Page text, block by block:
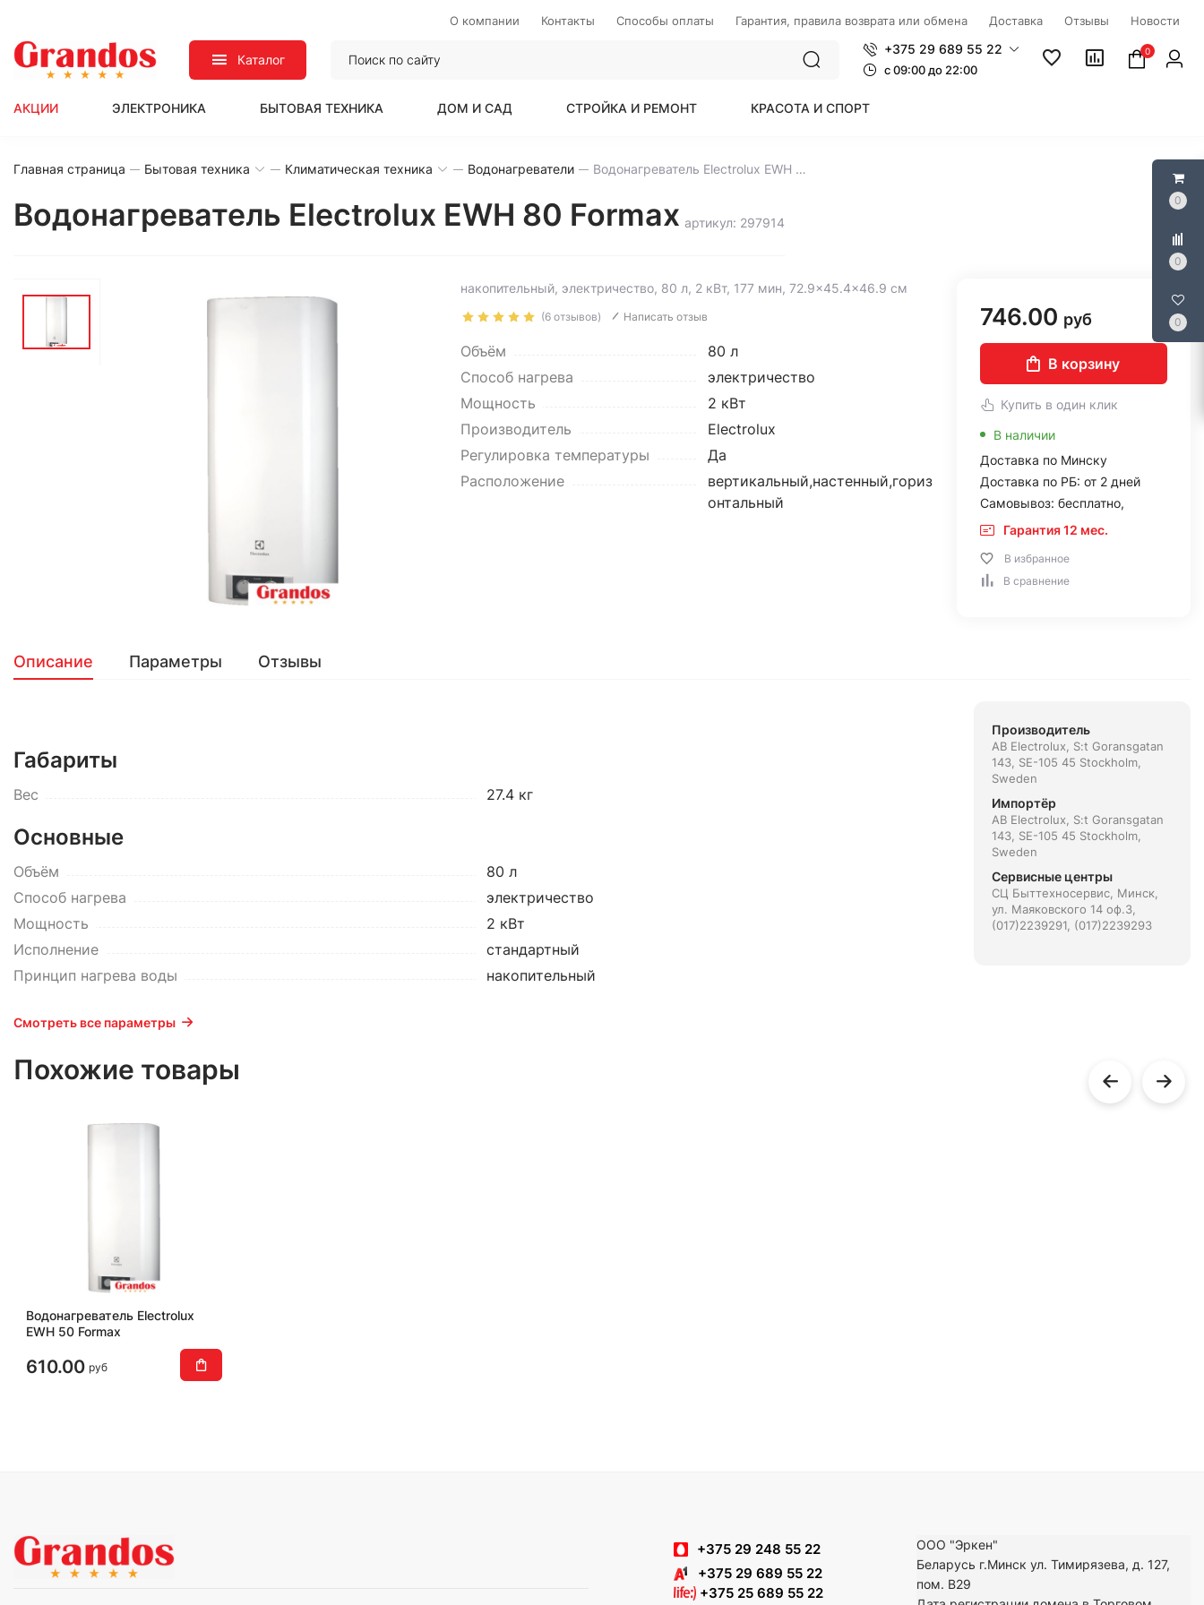
0
0
0
О компании Контакты Способы оплаты Гарантия, правила возврата или обмена Доставка Отзывы Новости
Каталог
+375 29 689 55 22
c 09:00 до 22:00
0
АКЦИИ ЭЛЕКТРОНИКА БЫТОВАЯ ТЕХНИКА ДОМ И САД СТРОЙКА И РЕМОНТ КРАСОТА И СПОРТ
Главная страница Бытовая техника Климатическая техника Водонагреватели Водонагреватель Electrolux EWH 80 Formax
Водонагреватель Electrolux EWH 80 Formax артикул: 297914
накопительный, электричество, 80 л, 2 кВт, 177 мин, 72.9×45.4×46.9 см
(6 отзывов) Написать отзыв
Объём
80 л
Способ нагрева
электричество
Мощность
2 кВт
Производитель
Electrolux
Регулировка температуры
Да
Расположение
вертикальный,настенный,гориз
онтальный
746.00 руб
В корзину
Купить в один клик
В наличии
Доставка по Минску
Доставка по РБ: от 2 дней
Самовывоз: бесплатно,
Гарантия 12 мес.
В избранное
В сравнение
Описание Параметры Отзывы
Габариты
Вес 27.4 кг
Основные
Объём
80 л
Способ нагрева
электричество
Мощность
2 кВт
Исполнение
стандартный
Принцип нагрева воды
накопительный
Смотреть все параметры
Производитель
AB Electrolux, S:t Goransgatan
143, SE-105 45 Stockholm,
Sweden
Импортёр
AB Electrolux, S:t Goransgatan
143, SE-105 45 Stockholm,
Sweden
Сервисные центры
СЦ Быттехносервис, Минск,
ул. Маяковского 14 оф.3,
(017)2239291, (017)2239293
Похожие товары
Водонагреватель Electrolux
EWH 50 Formax
610.00 руб
+375 29 248 55 22
+375 29 689 55 22
+375 25 689 55 22
ООО "Эркен"
Беларусь г.Минск ул. Тимирязева, д. 127,
пом. В29